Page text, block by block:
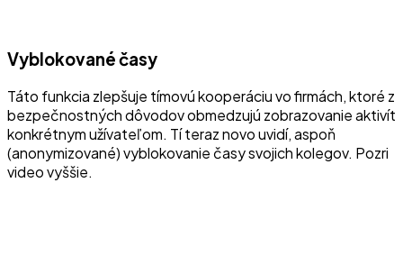
Vyblokované časy
Táto funkcia zlepšuje tímovú kooperáciu vo firmách, ktoré z
bezpečnostných dôvodov obmedzujú zobrazovanie aktivít
konkrétnym užívateľom. Tí teraz novo uvidí, aspoň
(anonymizované) vyblokovanie časy svojich kolegov. Pozri
video vyššie.